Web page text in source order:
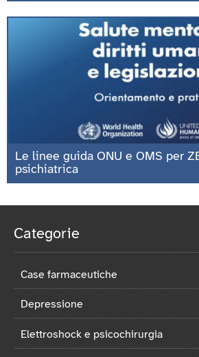
Le linee guida ONU e OMS per
psichiatrica
Categorie
Case farmaceutiche
Depressione
Elettroshock e psicochirurgia